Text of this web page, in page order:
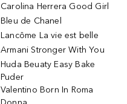
Carolina Herrera Good Girl
Bleu de Chanel
Lancôme La vie est belle
Armani Stronger With You
Huda Beuaty Easy Bake
Puder
Valentino Born In Roma